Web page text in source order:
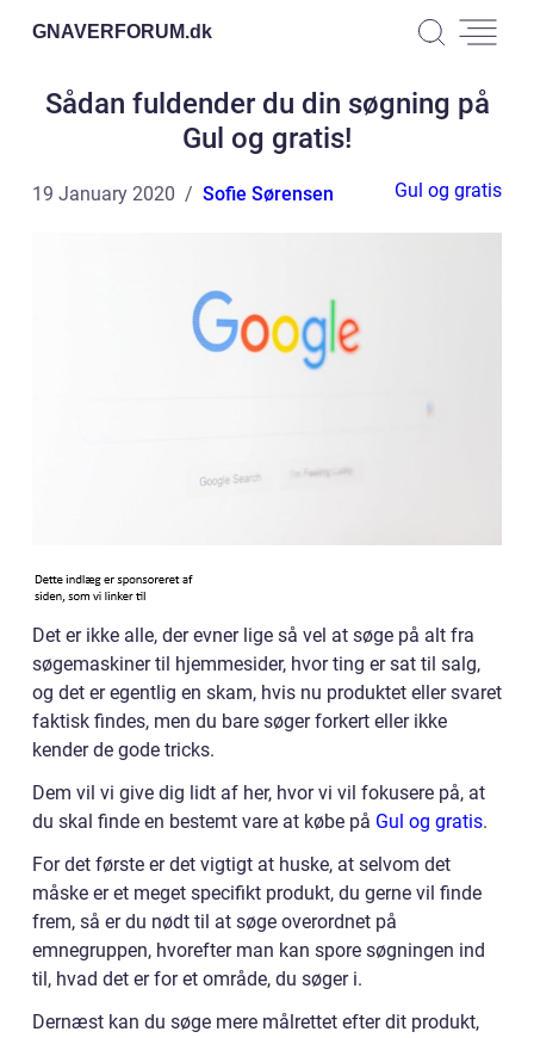
GNAVERFORUM.dk
Sådan fuldender du din søgning på
Gul og gratis!
19 January 2020 Sofie Sørensen Gul og gratis
Det er ikke alle, der evner lige så vel at søge på alt fra
søgemaskiner til hjemmesider, hvor ting er sat til salg,
og det er egentlig en skam, hvis nu produktet eller svaret
faktisk findes, men du bare søger forkert eller ikke
kender de gode tricks.
Dem vil vi give dig lidt af her, hvor vi vil fokusere på, at
du skal finde en bestemt vare at købe på Gul og gratis.
For det første er det vigtigt at huske, at selvom det
måske er et meget specifikt produkt, du gerne vil finde
frem, så er du nødt til at søge overordnet på
emnegruppen, hvorefter man kan spore søgningen ind
til, hvad det er for et område, du søger i.
Dernæst kan du søge mere målrettet efter dit produkt,